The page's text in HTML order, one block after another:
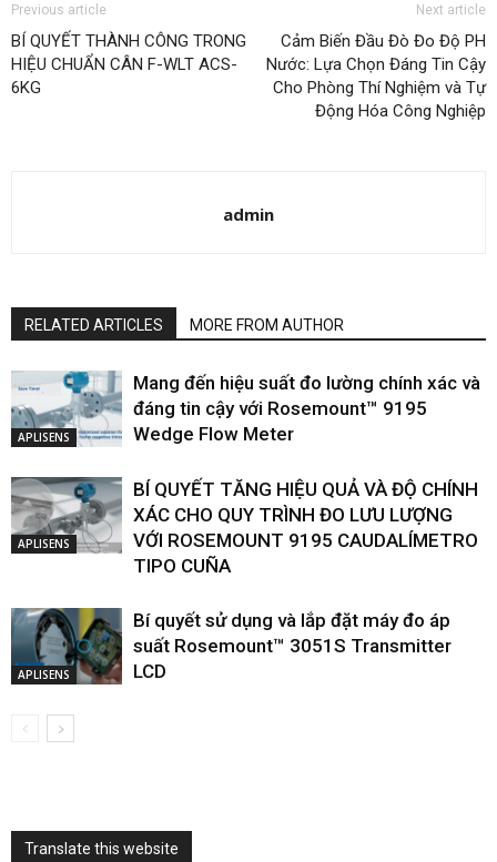
Previous article
BÍ QUYẾT THÀNH CÔNG TRONG
HIỆU CHUẨN CÂN F-WLT ACS-
6KG
Next article
Cảm Biến Đầu Đò Đo Độ PH
Nước: Lựa Chọn Đáng Tin Cậy
Cho Phòng Thí Nghiệm và Tự
Động Hóa Công Nghiệp
admin
RELATED ARTICLES MORE FROM AUTHOR
APLISENS
Mang đến hiệu suất đo lường chính xác và
đáng tin cậy với Rosemount™ 9195
Wedge Flow Meter
APLISENS
BÍ QUYẾT TĂNG HIỆU QUẢ VÀ ĐỘ CHÍNH
XÁC CHO QUY TRÌNH ĐO LƯU LƯỢNG
VỚI ROSEMOUNT 9195 CAUDALÍMETRO
TIPO CUÑA
APLISENS
Bí quyết sử dụng và lắp đặt máy đo áp
suất Rosemount™ 3051S Transmitter
LCD
Translate this website